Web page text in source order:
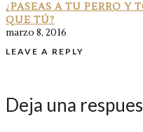
¿PASEAS A TU PERRO Y
QUE TÚ?
marzo 8, 2016
LEAVE A REPLY
Deja una